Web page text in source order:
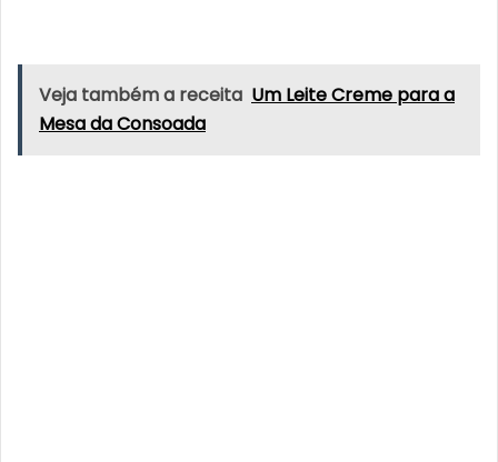
Veja também a receita Um Leite Creme para a
Mesa da Consoada